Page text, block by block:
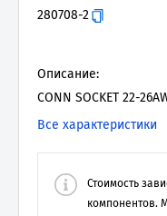
280708-2
Описание:
CONN SOCKET 22-
Все характеристики
Стоимость
компонентов.